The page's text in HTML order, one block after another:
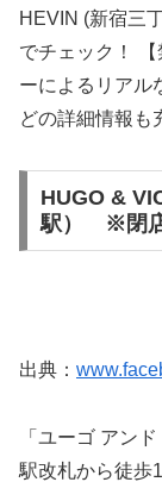
HEVIN (新宿三
でチェック！
ーによるリアル
どの詳細情報も
HUGO &
駅） ※閉
出典：
「ユーゴ アン
駅改札から徒歩